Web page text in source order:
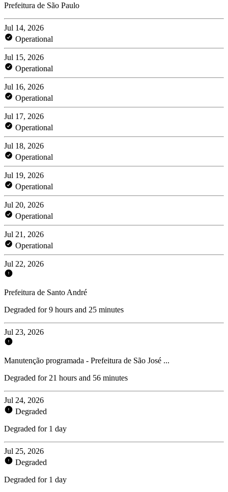
Prefeitura de São Paulo
Jul 14, 2026
Operational
Jul 15, 2026
Operational
Jul 16, 2026
Operational
Jul 17, 2026
Operational
Jul 18, 2026
Operational
Jul 19, 2026
Operational
Jul 20, 2026
Operational
Jul 21, 2026
Operational
Jul 22, 2026
Prefeitura de Santo André
Degraded for 9 hours and 25 minutes
Jul 23, 2026
Manutenção programada - Prefeitura de São José ...
Degraded for 21 hours and 56 minutes
Jul 24, 2026
Degraded
Degraded for 1 day
Jul 25, 2026
Degraded
Degraded for 1 day